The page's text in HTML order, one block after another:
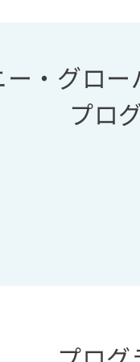
ー・グロー
プロ